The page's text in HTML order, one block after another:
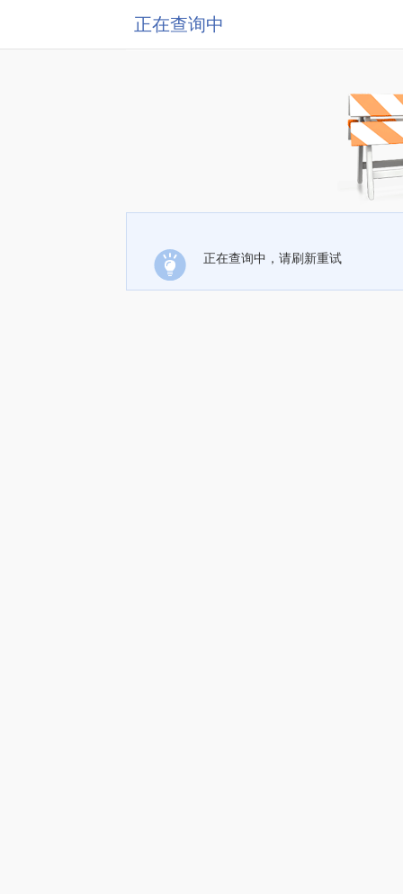
正在查询中
正在查询中，请刷新重试